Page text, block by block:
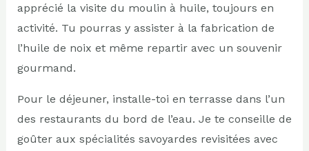
apprécié la visite du moulin à huile, toujours en
activité. Tu pourras y assister à la fabrication de
l’huile de noix et même repartir avec un souvenir
gourmand.
Pour le déjeuner, installe-toi en terrasse dans l’un
des restaurants du bord de l’eau. Je te conseille de
goûter aux spécialités savoyardes revisitées avec